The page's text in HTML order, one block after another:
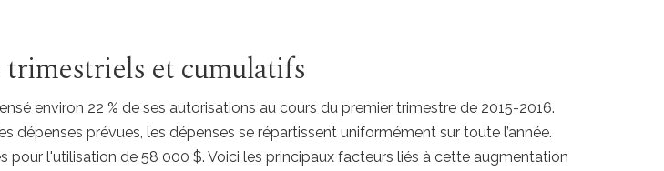
trimestriels et cumulatifs
environ 22 % de ses autorisations au cours du premier trimestre de 2015-2016.
dépenses prévues, les dépenses se répartissent uniformément sur toute l’année.
l'utilisation de 58 000 $. Voici les principaux facteurs liés à cette augmentation